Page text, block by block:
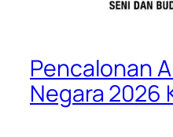
Pencalonan
Negara 2026